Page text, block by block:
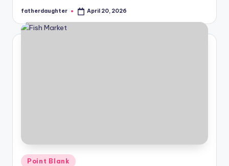
Posted
fatherdaughter April 20, 2026
Posted
Point Blank